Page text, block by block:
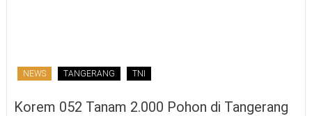
NEWS TANGERANG TNI
Korem 052 Tanam 2.000 Pohon di Tangerang